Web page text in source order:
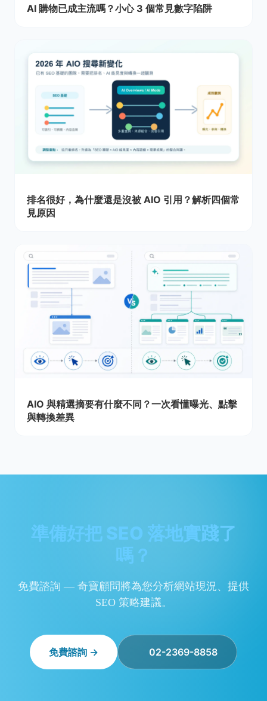
AI 購物已成主流嗎？小心 3 個常見數字陷阱
排名很好，為什麼還是沒被 AIO 引用？解析四個常
見原因
AIO 與精選摘要有什麼不同？一次看懂曝光、點擊
與轉換差異
準備好把 SEO 落地實踐了
嗎？
免費諮詢 — 奇寶顧問將為您分析網站現況、提供
SEO 策略建議。
免費諮詢 → 02-2369-8858